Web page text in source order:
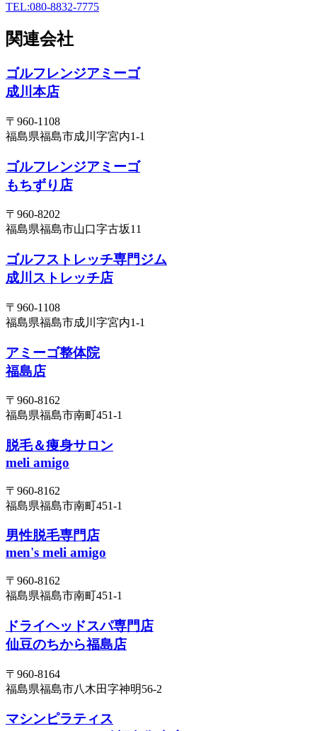
TEL:080-8832-7775
関連会社
ゴルフレンジアミーゴ
成川本店
〒960-1108
福島県福島市成川字宮内1-1
ゴルフレンジアミーゴ
もちずり店
〒960-8202
福島県福島市山口字古坂11
ゴルフストレッチ専門ジム
成川ストレッチ店
〒960-1108
福島県福島市成川字宮内1-1
アミーゴ整体院
福島店
〒960-8162
福島県福島市南町451-1
脱毛＆痩身サロン
meli amigo
〒960-8162
福島県福島市南町451-1
男性脱毛専門店
men's meli amigo
〒960-8162
福島県福島市南町451-1
ドライヘッドスパ専門店
仙豆のちから福島店
〒960-8164
福島県福島市八木田字神明56-2
マシンピラティス